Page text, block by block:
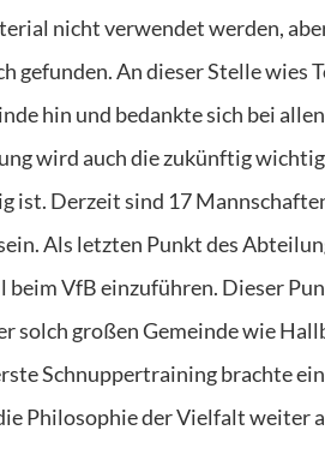
nicht verwendet werden,
gefunden. An dieser Stelle wies
hin und bedankte sich bei
wird auch die zukünftig
ist. Derzeit sind 17
Als letzten Punkt des
beim VfB einzuführen. Dieser
solch großen Gemeinde wie
Schnuppertraining brachte
Philosophie der Vielfalt weiter